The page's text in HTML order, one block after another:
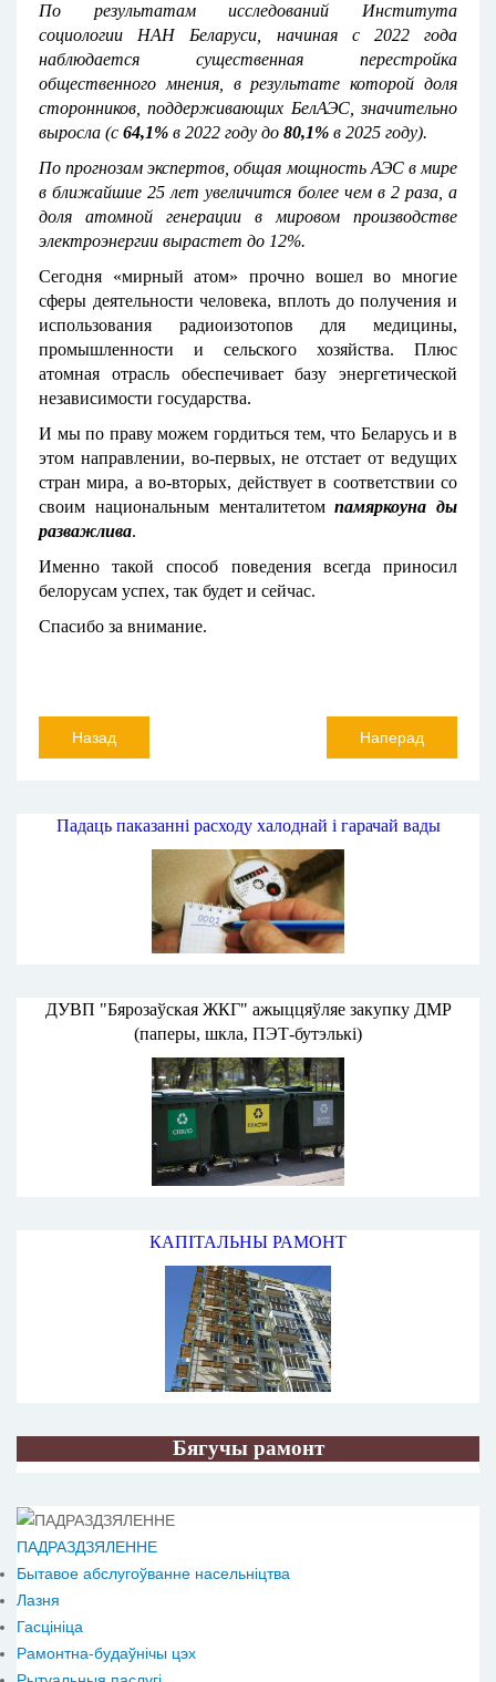
По результатам исследований Института
социологии НАН Беларуси, начиная с 2022 года
наблюдается существенная перестройка
общественного мнения, в результате которой доля
сторонников, поддерживающих БелАЭС, значительно
выросла (с 64,1% в 2022 году до 80,1% в 2025 году).
По прогнозам экспертов, общая мощность АЭС в мире
в ближайшие 25 лет увеличится более чем в 2 раза, а
доля атомной генерации в мировом производстве
электроэнергии вырастет до 12%.
Сегодня «мирный атом» прочно вошел во многие
сферы деятельности человека, вплоть до получения и
использования радиоизотопов для медицины,
промышленности и сельского хозяйства. Плюс
атомная отрасль обеспечивает базу энергетической
независимости государства.
И мы по праву можем гордиться тем, что Беларусь и в
этом направлении, во-первых, не отстает от ведущих
стран мира, а во-вторых, действует в соответствии со
своим национальным менталитетомпамяркоуна ды
разважлива.
Именно такой способ поведения всегда приносил
белорусам успех, так будет и сейчас.
Спасибо за внимание.
Назад Наперад
Падаць паказанні расходу халоднай і гарачай вады
ДУВП "Бярозаўская ЖКГ" ажыццяўляе закупку ДМР
(паперы, шкла, ПЭТ-бутэлькі)
КАПІТАЛЬНЫ РАМОНТ
Бягучы рамонт
ПАДРАЗДЗЯЛЕННЕ
Бытавое абслугоўванне насельніцтва
Лазня
Гасцініца
Рамонтна-будаўнічы цэх